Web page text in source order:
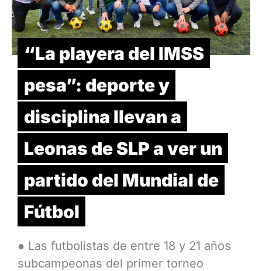
“La playera del IMSS
pesa”: deporte y
disciplina llevan a
Leonas de SLP a ver un
partido del Mundial de
Fútbol
● Las futbolistas de entre 18 y 21 años
subcampeonas del primer torneo